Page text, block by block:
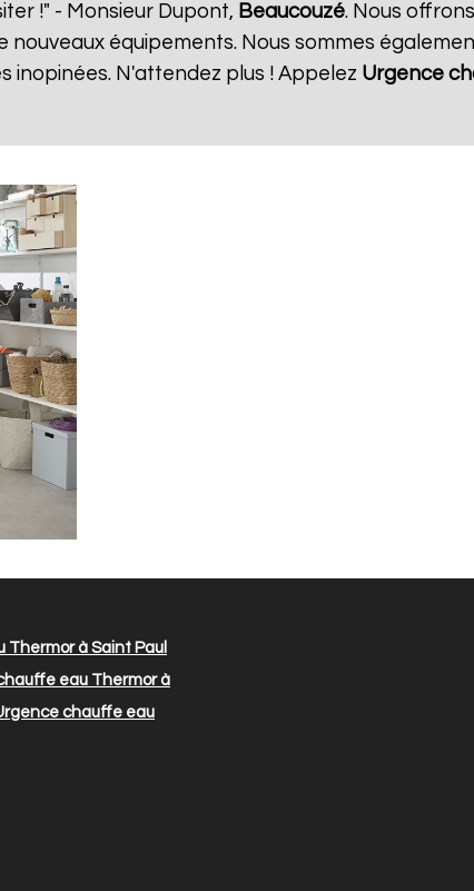
!" - Monsieur Dupont, Beaucouzé. Nous
équipements. Nous sommes
inopinées. N'attendez plus ! Appelez Urgence
à Saint Paul
eau Thermor à
chauffe eau